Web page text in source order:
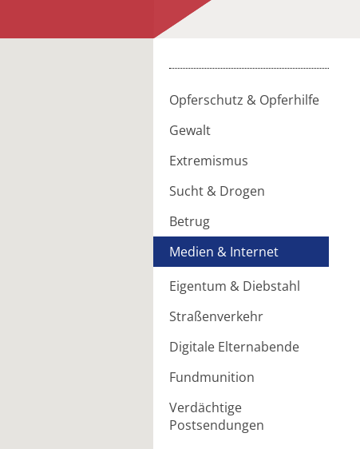
Opferschutz & Opferhilfe
Gewalt
Extremismus
Sucht & Drogen
Betrug
Medien & Internet
Eigentum & Diebstahl
Straßenverkehr
Digitale Elternabende
Fundmunition
Verdächtige
Postsendungen
Artikel weiterleiten